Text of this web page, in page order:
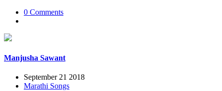
0 Comments
Manjusha Sawant
September 21 2018
Marathi Songs